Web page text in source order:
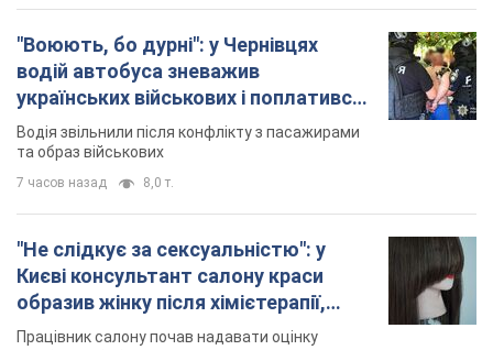
"Не слідкує за сексуальністю": у
Києві консультант салону краси
образив жінку після хімієтерапії,
розгорівся скандал. Фото
зовнішності жінки, сказавши, що вона носить
"чоловічу стрижку"
41 минуту назад